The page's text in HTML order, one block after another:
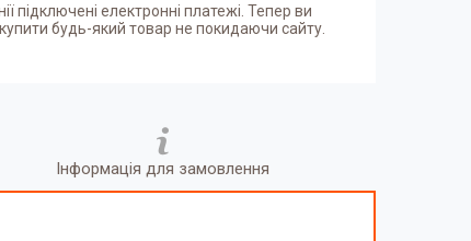
підключені електронні платежі. Тепер ви
будь-який товар не покидаючи сайту.
Інформація для замовлення